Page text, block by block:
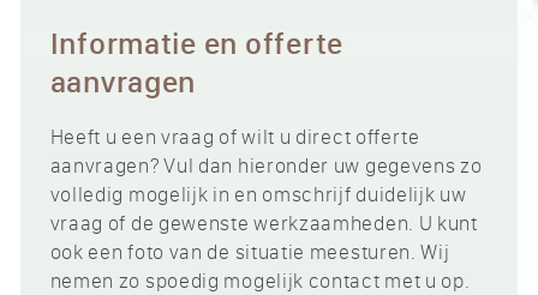
Informatie en offerte
aanvragen
Heeft u een vraag of wilt u direct offerte
aanvragen? Vul dan hieronder uw gegevens zo
volledig mogelijk in en omschrijf duidelijk uw
vraag of de gewenste werkzaamheden. U kunt
ook een foto van de situatie meesturen. Wij
nemen zo spoedig mogelijk contact met u op.